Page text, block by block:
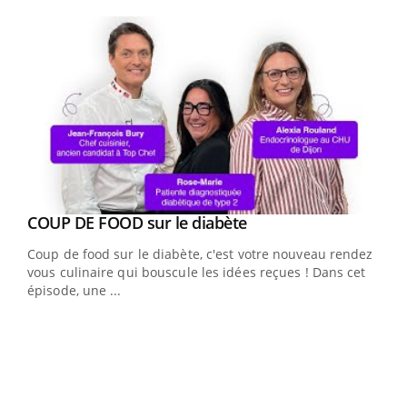
Youtube
COUP DE FOOD sur le diabèteYoutube
Coup de food sur le diabète, c'est votre nouveau rendez-
vous culinaire qui bouscule les idées reçues ! Dans cet
épisode, une ...